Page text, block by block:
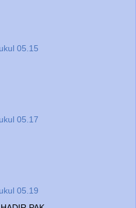
05.15
05.17
05.19